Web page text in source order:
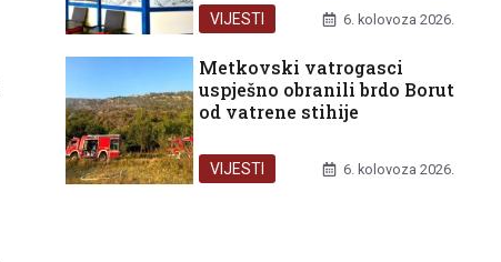
VIJESTI 6. kolovoza 2026.
Metkovski vatrogasci
uspješno obranili brdo Borut
od vatrene stihije
VIJESTI 6. kolovoza 2026.